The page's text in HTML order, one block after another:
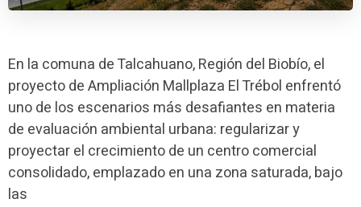
En la comuna de Talcahuano, Región del Biobío, el
proyecto de Ampliación Mallplaza El Trébol enfrentó
uno de los escenarios más desafiantes en materia
de evaluación ambiental urbana: regularizar y
proyectar el crecimiento de un centro comercial
consolidado, emplazado en una zona saturada, bajo
las